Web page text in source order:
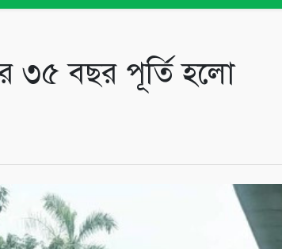
৩৫ বছর পূর্তি হলো